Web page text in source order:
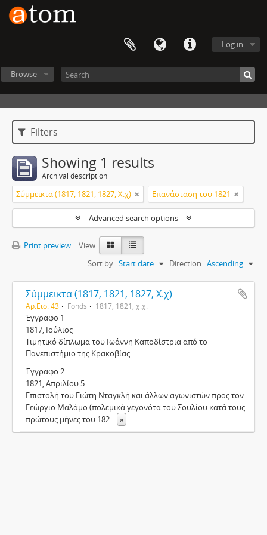
Log in
Browse
Filters
Showing 1 results
Archival description
Σύμμεικτα (1817, 1821, 1827, Χ.χ) Επανάσταση του 1821
Advanced search options
Print preview
View:
Sort by: Start date Direction: Ascending
Σύμμεικτα (1817, 1821, 1827, Χ.χ)
Αρ.Εισ. 43 Fonds 1817, 1821, χ.χ.
Έγγραφο 1
1817, Ιούλιος
Τιμητικό δίπλωμα του Ιωάννη Καποδίστρια από το
Πανεπιστήμιο της Κρακοβίας.
Έγγραφο 2
1821, Απριλίου 5
Επιστολή του Γιώτη Νταγκλή και άλλων αγωνιστών προς τον
Γεώργιο Μαλάμο (πολεμικά γεγονότα του Σουλίου κατά τους
πρώτους μήνες του 182... »